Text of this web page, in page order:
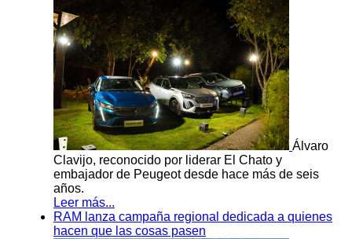
Álvaro
Clavijo, reconocido por liderar El Chato y
embajador de Peugeot desde hace más de seis
años.
Leer más...
RAM lanza campaña regional dedicada a quienes
hacen que las cosas pasen